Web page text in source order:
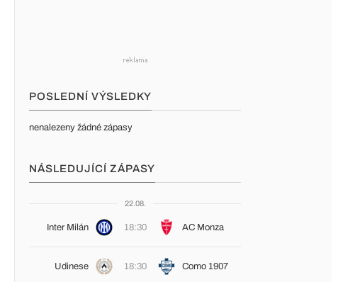
POSLEDNÍ VÝSLEDKY
nenalezeny žádné zápasy
NÁSLEDUJÍCÍ ZÁPASY
22.08.
Inter Milán 18:30 AC Monza
Udinese 18:30 Como 1907